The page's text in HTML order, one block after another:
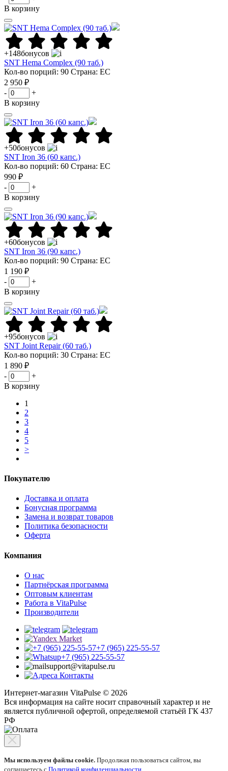
В корзину
+148бонусов
SNT Hema Complex (90 таб.)
Кол-во порций: 90 Страна: ЕС
2 950 ₽
-
+
В корзину
+50бонусов
SNT Iron 36 (60 капс.)
Кол-во порций: 60 Страна: ЕС
990 ₽
-
+
В корзину
+60бонусов
SNT Iron 36 (90 капс.)
Кол-во порций: 90 Страна: ЕС
1 190 ₽
-
+
В корзину
+95бонусов
SNT Joint Repair (60 таб.)
Кол-во порций: 30 Страна: ЕС
1 890 ₽
-
+
В корзину
1
2
3
4
5
>
Покупателю
Доставка и оплата
Бонусная программа
Замена и возврат товаров
Политика безопасности
Оферта
Компания
О нас
Партнёрская программа
Оптовым клиентам
Работа в VitaPulse
Производители
+7 (965) 225-55-57
+7 (965) 225-55-57
support@vitapulse.ru
Контакты
Интернет-магазин VitaPulse © 2026
Вся информация на сайте носит справочный характер и не
является публичной офертой, определяемой статьёй ГК 437
РФ
Мы используем файлы cookie. Продолжая пользоваться сайтом, вы
соглашаетесь с Политикой конфиденциальности